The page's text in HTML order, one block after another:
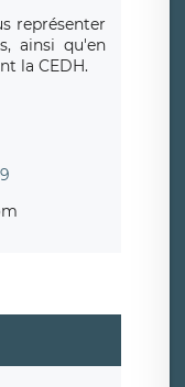
représenter
ainsi qu'en
la CEDH.